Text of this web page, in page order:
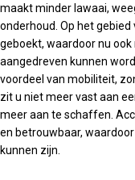
maakt minder lawaai,
onderhoud. Op het
geboekt, waardoor nu
aangedreven kunnen
voordeel van mobiliteit,
zit u niet meer vast aan
meer aan te schaffen.
en betrouwbaar,
kunnen zijn.